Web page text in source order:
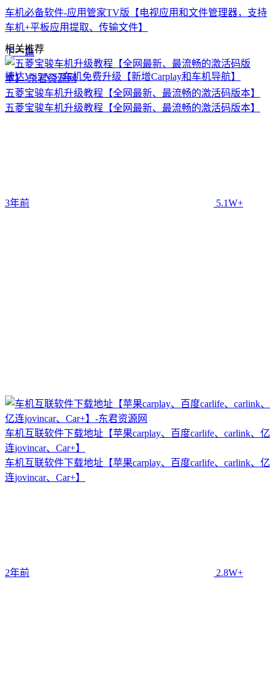
车机必备软件-应用管家TV版【电视应用和文件管理器，支持
车机+平板应用提取、传输文件】
下一篇
捷达VS5/VS7车机免费升级【新增Carplay和车机导航】
相关推荐
五菱宝骏车机升级教程【全网最新、最流畅的激活码版本】
五菱宝骏车机升级教程【全网最新、最流畅的激活码版本】
3年前 5.1W+
车机互联软件下载地址【苹果carplay、百度carlife、carlink、亿
连jovincar、Car+】
车机互联软件下载地址【苹果carplay、百度carlife、carlink、亿
连jovincar、Car+】
2年前 2.8W+